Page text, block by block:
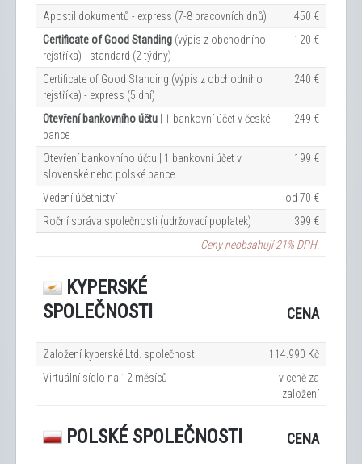
Apostil dokumentů - express (7-8 pracovních dnů)
450 €
Certificate of Good Standing (výpis z obchodního
rejstříka) - standard (2 týdny)
120 €
Certificate of Good Standing (výpis z obchodního
rejstříka) - express (5 dní)
240 €
Otevření bankovního účtu | 1 bankovní účet v české
bance
249 €
Otevření bankovního účtu | 1 bankovní účet v
slovenské nebo polské bance
199 €
Vedení účetnictví
od 70 €
Roční správa společnosti (udržovací poplatek)
399 €
Ceny neobsahují 21% DPH.
KYPERSKÉ
SPOLEČNOSTI
CENA
Založení kyperské Ltd. společnosti
114.990 Kč
Virtuální sídlo na 12 měsíců
v ceně za
založení
POLSKÉ SPOLEČNOSTI CENA